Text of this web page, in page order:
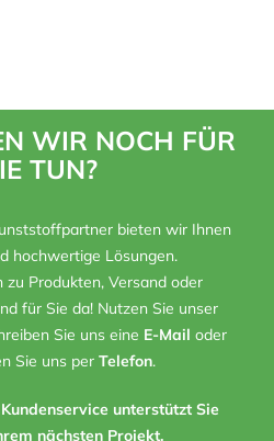
WIR NOCH FÜR
TUN?
bieten wir Ihnen
hochwertige Lösungen.
zu Produkten, Versand oder
für Sie da! Nutzen Sie unser
Sie uns eine E-Mail oder
Sie uns per Telefon.
unterstützt Sie
nächsten Projekt.